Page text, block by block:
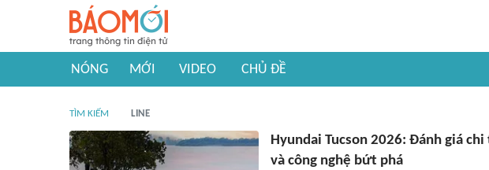
NÓNG MỚI VIDEO CHỦ ĐỀ
TÌM KIẾM LINE
Hyundai Tucson 2026: Đánh giá
và công nghệ bứt phá